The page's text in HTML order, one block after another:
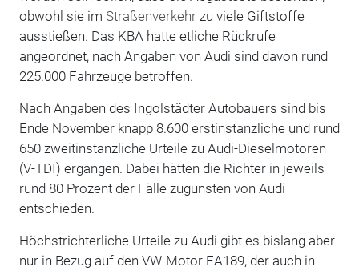
obwohl sie im Straßenverkehrzu viele Giftstoffe
ausstießen. Das KBA hatte etliche Rückrufe
angeordnet, nach Angaben von Audi sind davon rund
225.000 Fahrzeuge betroffen.
Nach Angaben des Ingolstädter Autobauers sind bis
Ende November knapp 8.600 erstinstanzliche und rund
650 zweitinstanzliche Urteile zu Audi-Dieselmotoren
(V-TDI) ergangen. Dabei hätten die Richter in jeweils
rund 80 Prozent der Fälle zugunsten von Audi
entschieden.
Höchstrichterliche Urteile zu Audi gibt es bislang aber
nur in Bezug auf den VW-Motor EA189, der auch in